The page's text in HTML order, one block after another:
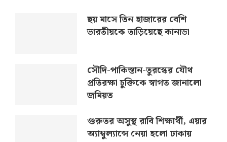
ছয় মাসে তিন হাজারের বেশি
ভারতীয়কে তাড়িয়েছে কানাডা
সৌদি-পাকিস্তান-তুরস্কের যৌথ
প্রতিরক্ষা চুক্তিকে স্বাগত জানালো
জমিয়ত
গুরুতর অসুস্থ রাবি শিক্ষার্থী, এয়ার
অ্যাম্বুল্যান্সে নেয়া হলো ঢাকায়